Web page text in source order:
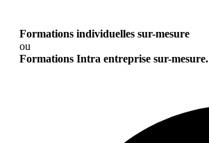
Formations individuelles sur-mesure
ou
Formations Intra entreprise sur-mesure.